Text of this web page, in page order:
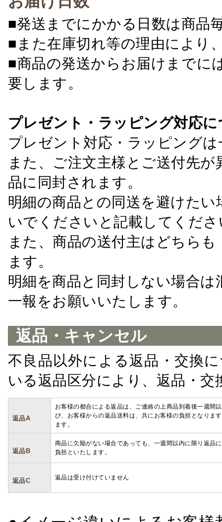
■発送までにかかる日数は商品
■また在庫切れ等の理由により
■商品の発送からお届けまでに
要します。
プレゼント・ラッピング対応
プレゼント対応・ラッピング
また、ご注文主様とご送付先
品に同封されます。
明細の商品との同送を避けた
いでくださいと記載してくださ
また、商品の送付主はどちら
ます。
明細を商品と同封しない場合
一報をお願いいたします。
返品・キャンセル
不良品以外による返品・交換
いる返品区分により、返品・
返品A
お客様の都合による返品は、ご連絡の上商品到着後一週間
び、お客様からの返品送料は、共にお客様の負担となりま
ます。
返品B
商品に欠陥がない場合であっても、一週間以内に限り返品
負担といたします。
返品C 返品は受け付けていません